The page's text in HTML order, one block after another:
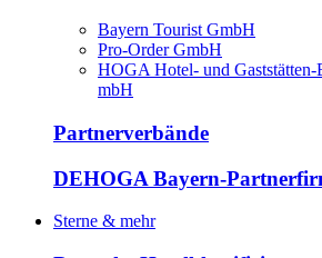
Bayern Tourist GmbH
Pro-Order GmbH
HOGA Hotel- und Gaststätten-
mbH
Partnerverbände
DEHOGA Bayern-
Sterne & mehr